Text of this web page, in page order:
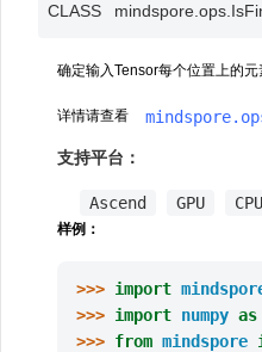
CLASS mindspore.ops.
确定输入Tensor每个位置上的元
详情请查看
支持平台：
Ascend GPU CPU
样例：
>>> import
>>> import numpy as
>>> from mindspore